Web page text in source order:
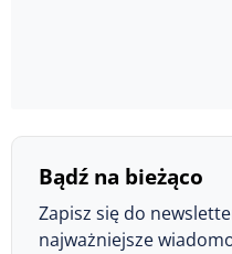
Bądź na bieżąco
Zapisz się do
najważniejsze